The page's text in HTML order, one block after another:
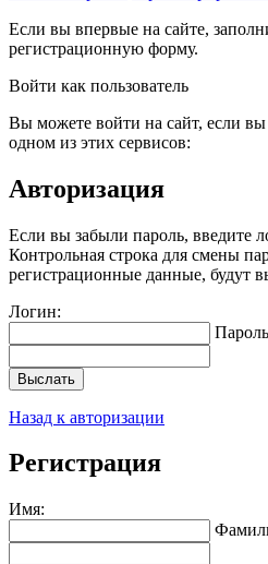
Если вы впервые на сайте,
регистрационную форму.
Войти как пользователь
Вы можете войти на сайт, если вы
одном из этих сервисов:
Авторизация
Если вы забыли пароль, введите
Контрольная строка для смены
регистрационные данные, будут
Логин:
Выслать
Назад к авторизации
Регистрация
Имя: